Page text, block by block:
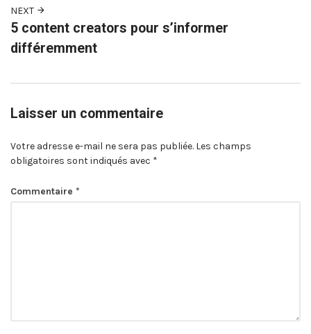
NEXT
5 content creators pour s’informer
différemment
Laisser un commentaire
Votre adresse e-mail ne sera pas publiée. Les champs
obligatoires sont indiqués avec *
Commentaire *